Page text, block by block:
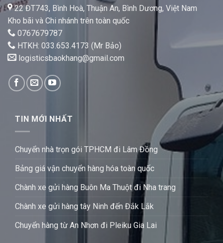
22 ĐT743, Bình Hoà, Thuận An, Bình Dương, Việt Nam
Kho bãi và Chi nhánh trên toàn quốc
0767679787
HTKH: 033.653.4173 (Mr Bảo)
logisticsbaokhang@gmail.com
TIN MỚI NHẤT
Chuyển nhà trọn gói TPHCM đi Lâm Đồng
Bảng giá vận chuyển hàng hóa toàn quốc
Chành xe gửi hàng Buôn Ma Thuột đi Nha trang
Chành xe gửi hàng tây Ninh đến Đắk Lắk
Chuyển hàng từ An Nhơn đi Pleiku Gia Lai